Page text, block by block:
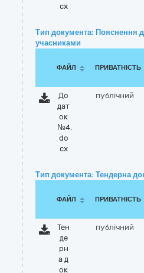
cx
Тип документа: Пояснення
учасниками
ФАЙЛ ПРИВАТНІСТЬ
До
дат
ок
№4.
do
cx
публічний
Тип документа: Тендерна
ФАЙЛ ПРИВАТНІСТЬ
Тен
де
рн
а д
ок
публічний